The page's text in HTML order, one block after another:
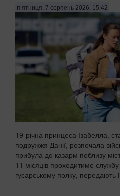
п’ятниця, 7 серпень 2026, 15:42
19-річна принцеса Ізабелла,
подружжя Данії, розпочала
прибула до казарм поблизу
11 місяців проходитиме
гусарському полку, передають